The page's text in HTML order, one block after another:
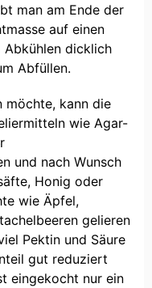
man am Ende der
auf einen
Abkühlen dicklich
Abfüllen.
möchte, kann die
wie Agar-
und nach Wunsch
Honig oder
wie Äpfel,
gelieren
Pektin und Säure
gut reduziert
eingekocht nur ein